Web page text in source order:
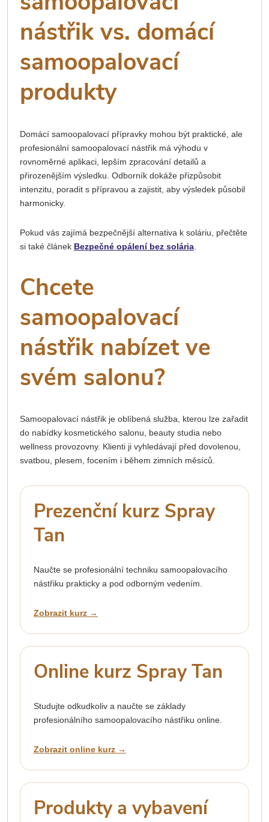
nástřik vs. domácí
samoopalovací
produkty
Domácí samoopalovací přípravky mohou být praktické, ale
profesionální samoopalovací nástřik má výhodu v
rovnoměrné aplikaci, lepším zpracování detailů a
přirozenějším výsledku. Odborník dokáže přizpůsobit
intenzitu, poradit s přípravou a zajistit, aby výsledek působil
harmonicky.
Pokud vás zajímá bezpečnější alternativa k soláriu, přečtěte
si také článek Bezpečné opálení bez solária
Chcete
samoopalovací
nástřik nabízet ve
svém salonu?
Samoopalovací nástřik je oblíbená služba, kterou lze zařadit
do nabídky kosmetického salonu, beauty studia nebo
wellness provozovny. Klienti ji vyhledávají před dovolenou,
svatbou, plesem, focením i během zimních měsíců.
Prezenční kurz Spray
Tan
Naučte se profesionální techniku samoopalovacího
nástřiku prakticky a pod odborným vedením.
Zobrazit kurz →
Online kurz Spray Tan
Studujte odkudkoliv a naučte se základy
profesionálního samoopalovacího nástřiku online.
Zobrazit online kurz →
Produkty a vybavení